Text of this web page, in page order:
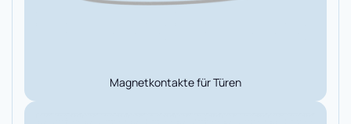
Magnetkontakte für Türen